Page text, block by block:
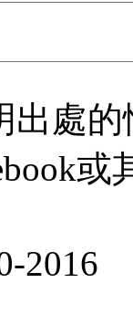
出處
2016